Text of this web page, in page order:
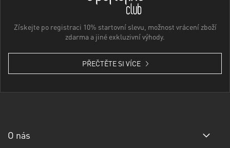
Získejte po registraci 10% startovní slevu, možnost vrácení zboží
zdarma a jiné exkluzivní výhody.
PŘEČTĚTE SI VÍCE
O nás